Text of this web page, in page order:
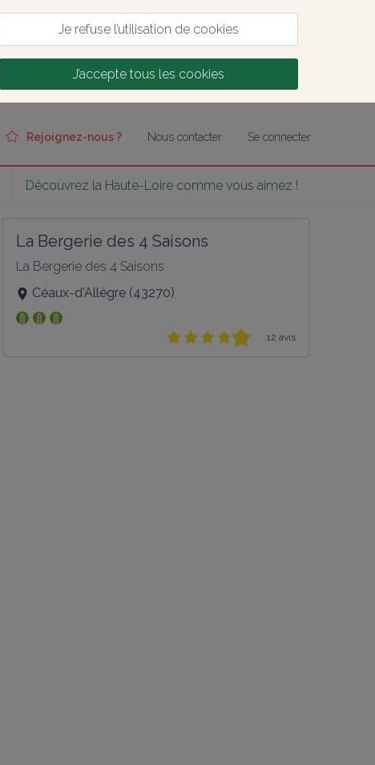
Je refuse l’utilisation de cookies
J’accepte tous les cookies
Rejoignez-nous ? Nous contacter Se connecter
Découvrez la Haute-Loire comme vous aimez !
La Bergerie des 4 Saisons
La Bergerie des 4 Saisons
Céaux-d'Allègre (43270)
12 avis